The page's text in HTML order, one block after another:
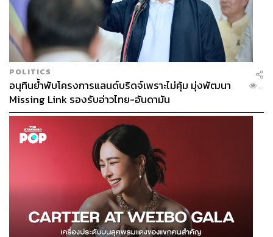
POLITICS
อนุทินย้ำพับโครงการแลนด์บริดจ์เพราะไม่คุ้ม มุ่งพัฒนา
Missing Link รองรับอ่าวไทย-อันดามัน
...